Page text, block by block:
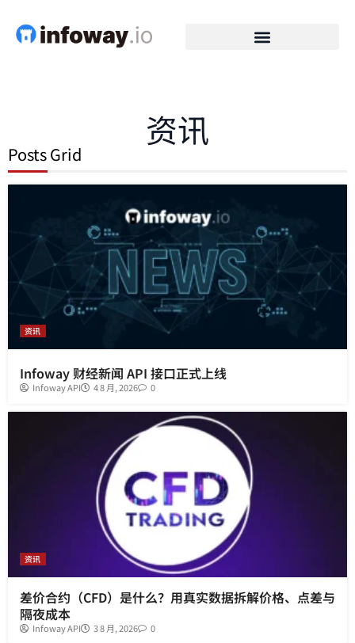
资讯
Posts Grid
资讯
Infoway 财经新闻 API 接口正式上线
Infoway API 4 8 月, 2026 0
资讯
差价合约（CFD）是什么？用真实数据拆解价格、点差与
隔夜成本
Infoway API 3 8 月, 2026 0